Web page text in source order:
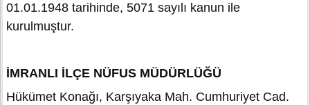
01.01.1948 tarihinde, 5071 sayılı kanun ile
kurulmuştur.
İMRANLI İLÇE NÜFUS MÜDÜRLÜĞÜ
Hükümet Konağı, Karşıyaka Mah. Cumhuriyet Cad.